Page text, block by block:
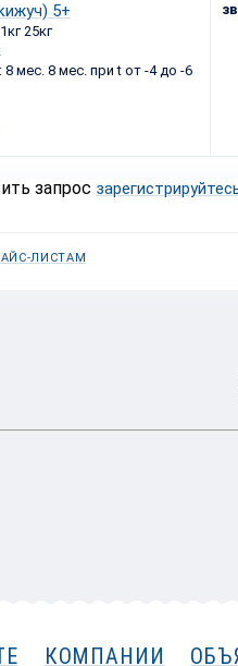
5+
25кг
мес. 8 мес. при t от -4 до -6
запрос
ЛИСТАМ
КОМПАНИИ